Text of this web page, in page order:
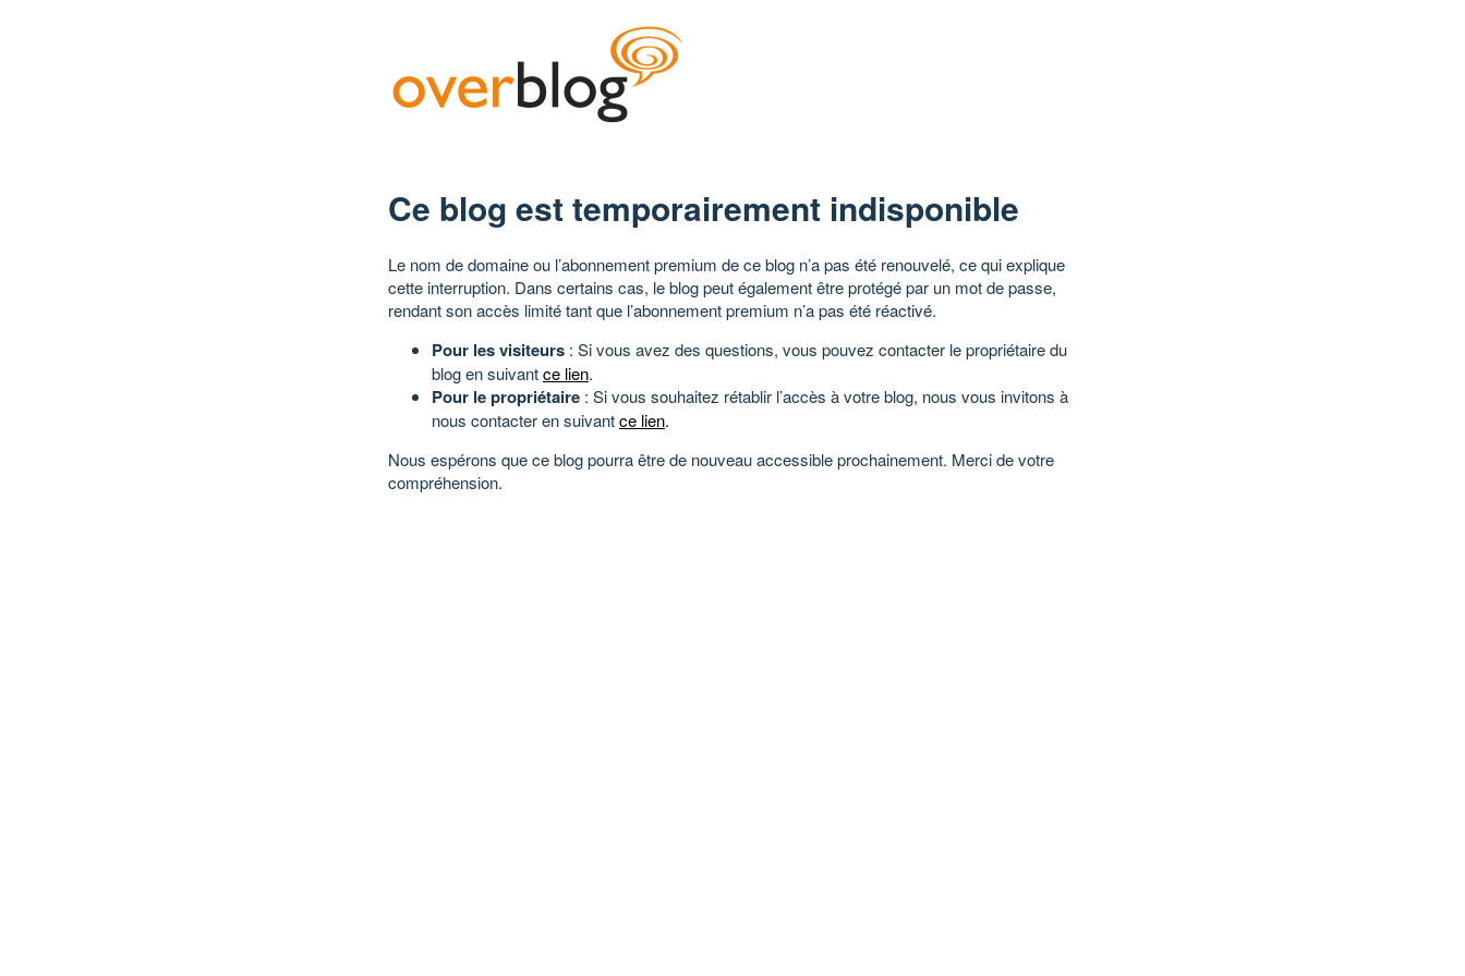
Ce blog est temporairement indisponible
Le nom de domaine ou l’abonnement premium de ce blog n’a pas été renouvelé, ce qui explique
cette interruption. Dans certains cas, le blog peut également être protégé par un mot de passe,
rendant son accès limité tant que l’abonnement premium n’a pas été réactivé.
Pour les visiteurs : Si vous avez des questions, vous pouvez contacter le propriétaire du
blog en suivantce lien.
Pour le propriétaire : Si vous souhaitez rétablir l’accès à votre blog, nous vous invitons à
nous contacter en suivantce lien.
Nous espérons que ce blog pourra être de nouveau accessible prochainement. Merci de votre
compréhension.